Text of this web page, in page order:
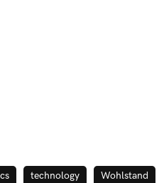
technology Wohlstand